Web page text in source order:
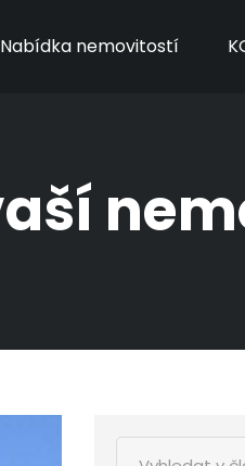
Nabídka nemovitostí